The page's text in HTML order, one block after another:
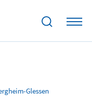
Glessen
05.12.2024